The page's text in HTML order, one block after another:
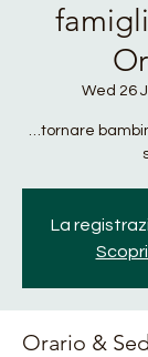
Wed 26
…tornare
La
Orario &